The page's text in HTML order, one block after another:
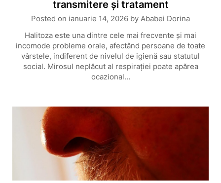
transmitere și tratament
Posted on ianuarie 14, 2026 by Ababei Dorina
Halitoza este una dintre cele mai frecvente și mai
incomode probleme orale, afectând persoane de toate
vârstele, indiferent de nivelul de igienă sau statutul
social. Mirosul neplăcut al respirației poate apărea
ocazional…